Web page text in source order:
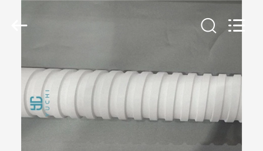
INICIO
PRODUCTOS
SOBRE